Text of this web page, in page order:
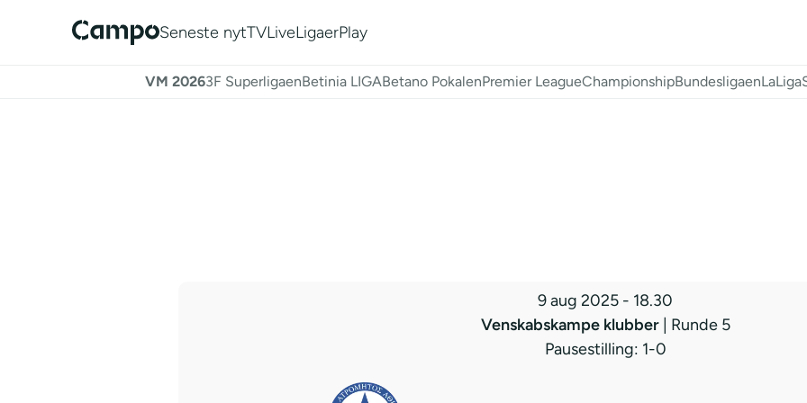
Seneste nytTVLiveLigaerPlay
VM 20263F SuperligaenBetinia LIGABetano PokalenPremier LeagueChampionshipBundesligaenLaLiga
9 aug 2025 - 18.30
Venskabskampe klubber
| Runde 5
Pausestilling: 1-0